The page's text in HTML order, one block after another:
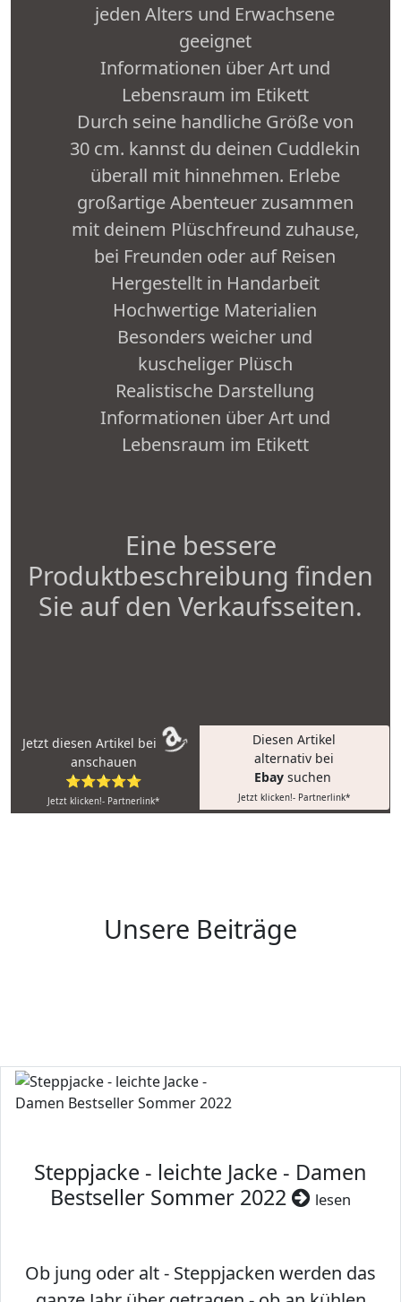
jeden Alters und Erwachsene
geeignet
Informationen über Art und
Lebensraum im Etikett
Durch seine handliche Größe von
30 cm. kannst du deinen Cuddlekin
überall mit hinnehmen. Erlebe
großartige Abenteuer zusammen
mit deinem Plüschfreund zuhause,
bei Freunden oder auf Reisen
Hergestellt in Handarbeit
Hochwertige Materialien
Besonders weicher und
kuscheliger Plüsch
Realistische Darstellung
Informationen über Art und
Lebensraum im Etikett
Eine bessere
Produktbeschreibung finden
Sie auf den Verkaufsseiten.
Jetzt diesen Artikel bei
anschauen
⭐⭐⭐⭐⭐
Jetzt klicken!- Partnerlink*
Diesen Artikel
alternativ bei
Ebay suchen
Jetzt klicken!- Partnerlink*
Unsere Beiträge
Steppjacke - leichte Jacke - Damen
Bestseller Sommer 2022
lesen
Ob jung oder alt - Steppjacken werden das